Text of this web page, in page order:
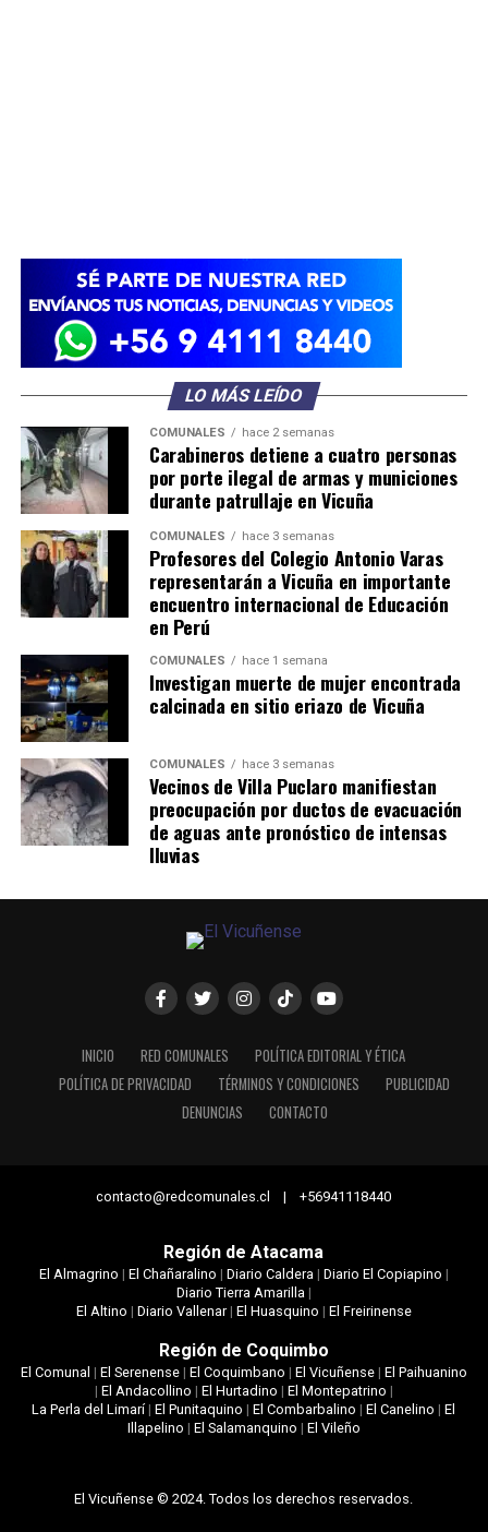
LO MÁS LEÍDO
COMUNALES hace 2 semanas
Carabineros detiene a cuatro personas
por porte ilegal de armas y municiones
durante patrullaje en Vicuña
COMUNALES hace 3 semanas
Profesores del Colegio Antonio Varas
representarán a Vicuña en importante
encuentro internacional de Educación
en Perú
COMUNALES hace 1 semana
Investigan muerte de mujer encontrada
calcinada en sitio eriazo de Vicuña
COMUNALES hace 3 semanas
Vecinos de Villa Puclaro manifiestan
preocupación por ductos de evacuación
de aguas ante pronóstico de intensas
lluvias
INICIO RED COMUNALES
POLÍTICA EDITORIAL Y ÉTICA
POLÍTICA DE PRIVACIDAD
TÉRMINOS Y CONDICIONES
PUBLICIDAD
DENUNCIAS
CONTACTO
contacto@redcomunales.cl | +56941118440
Región de Atacama
El Almagrino | El Chañaralino | Diario Caldera| Diario El Copiapino |
Diario Tierra Amarilla|
El Altino | Diario Vallenar| El Huasquino | El Freirinense
Región de Coquimbo
El Comunal | El Serenense| El Coquimbano | El Vicuñense| El Paihuanino
| El Andacollino | El Hurtadino | El Montepatrino |
La Perla del Limarí|El Punitaquino |El Combarbalino |El Canelino |El
Illapelino | El Salamanquino | El Vileño
El Vicuñense © 2024. Todos los derechos reservados.